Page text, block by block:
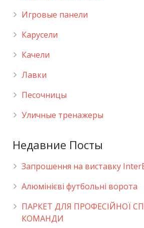
Игровые панели
Карусели
Качели
Лавки
Песочницы
Уличные тренажеры
Недавние Посты
Запрошення на виставку
Алюмінієві футбольні ворота
ПАРКЕТ ДЛЯ ПРОФЕСІЙНОЇ
КОМАНДИ